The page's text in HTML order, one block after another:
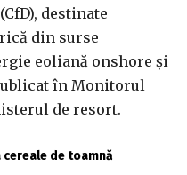
destinate
din surse
eoliană onshore şi
în Monitorul
de resort.
de toamnă